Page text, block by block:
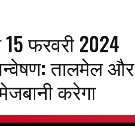
15 फरवरी 2024
तालमेल और
करेगा